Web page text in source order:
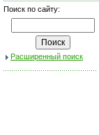
Поиск по сайту:
Расширенный поиск